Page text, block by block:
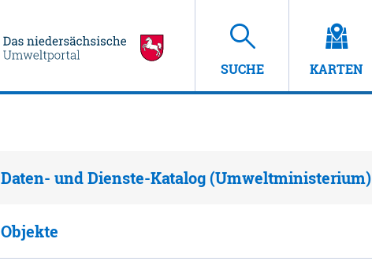
SUCHE KARTEN
Daten- und Dienste-Katalog (Umweltministerium)
Objekte